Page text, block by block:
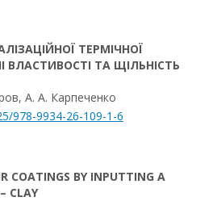
ТЕРМІЧНОЇ
ВЛАСТИВОСТІ ТА ЩІЛЬНІСТЬ
А. А. Карпеченко
978-9934-26-109-1-6
COATINGS BY INPUTTING A
CLAY